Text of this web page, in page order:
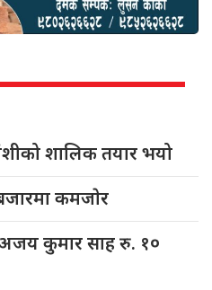
शालिक तयार भयो
बजारमा कमजाेर
कुमार साह रु. १०